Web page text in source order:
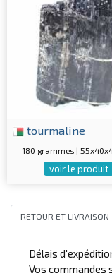
tourmaline
180 grammes |
voir le produit
RETOUR ET LIVRAISON
Délais
Vos commandes